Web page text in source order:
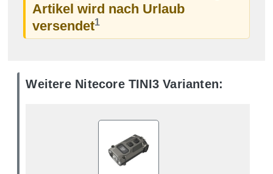
Artikel wird nach Urlaub
versendet1
Weitere Nitecore TINI3 Varianten: